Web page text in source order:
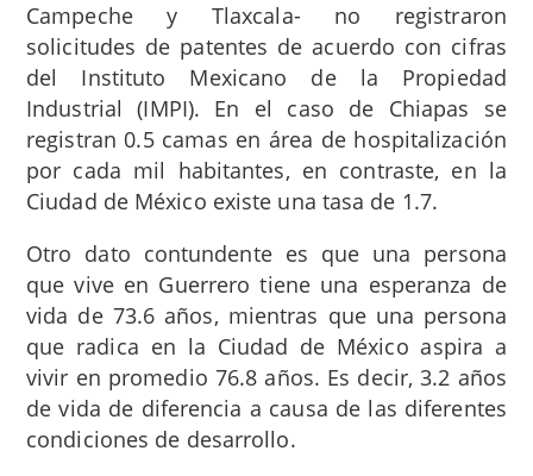
Campeche y Tlaxcala- no registraron
solicitudes de patentes de acuerdo con cifras
del Instituto Mexicano de la Propiedad
Industrial (IMPI). En el caso de Chiapas se
registran 0.5 camas en área de hospitalización
por cada mil habitantes, en contraste, en la
Ciudad de México existe una tasa de 1.7.
Otro dato contundente es que una persona
que vive en Guerrero tiene una esperanza de
vida de 73.6 años, mientras que una persona
que radica en la Ciudad de México aspira a
vivir en promedio 76.8 años. Es decir, 3.2 años
de vida de diferencia a causa de las diferentes
condiciones de desarrollo.